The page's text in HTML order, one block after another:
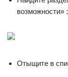
возможности» ;
Отыщите в